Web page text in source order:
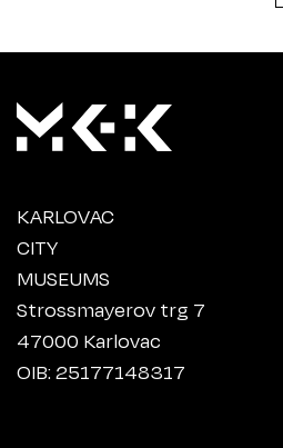
KARLOVAC
CITY
MUSEUMS
Strossmayerov trg 7
47000 Karlovac
OIB: 25177148317